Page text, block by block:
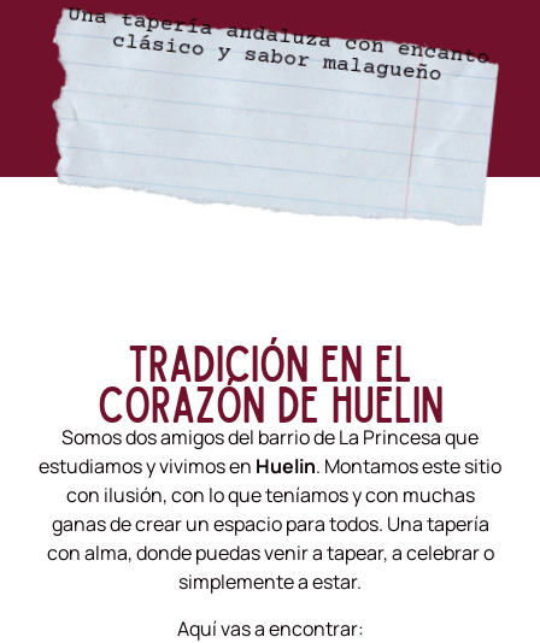
Una tapería andaluza con encanto
clásico y sabor malagueño
Tradición en el
corazón de Huelin
Somos dos amigos del barrio de La Princesa que
estudiamos y vivimos en Huelin. Montamos este sitio
con ilusión, con lo que teníamos y con muchas
ganas de crear un espacio para todos. Una tapería
con alma, donde puedas venir a tapear, a celebrar o
simplemente a estar.
Aquí vas a encontrar: